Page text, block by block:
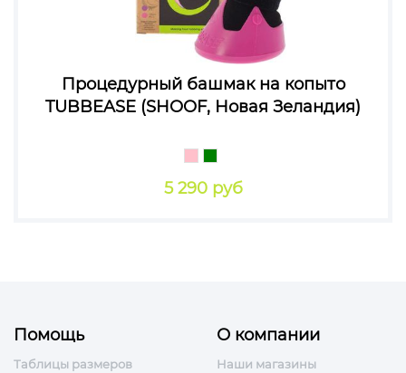
Процедурный башмак на копыто
TUBBEASЕ (SHOOF, Новая Зеландия)
5 290 руб
Помощь
Таблицы размеров
О компании
Наши магазины